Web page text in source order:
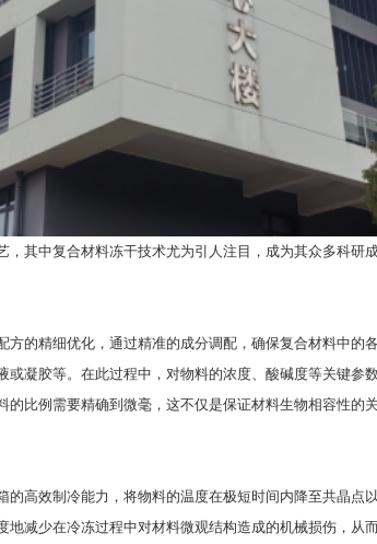
其中复合材料冻干技术尤为引人注目，成为其众多科研
的精细优化，通过精准的成分调配，确保复合材料中
凝胶等。在此过程中，对物料的浓度、酸碱度等关键
比例需要精确到微毫，这不仅是保证材料生物相容性的
高效制冷能力，将物料的温度在极短时间内降至共晶点
减少在冷冻过程中对材料微观结构造成的机械损伤，